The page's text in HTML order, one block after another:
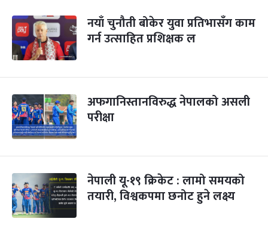
नयाँ चुनौती बोकेर युवा प्रतिभासँग काम
गर्न उत्साहित प्रशिक्षक ल
अफगानिस्तानविरुद्ध नेपालको असली
परीक्षा
नेपाली यू-१९ क्रिकेट : लामो समयको
तयारी, विश्वकपमा छनोट हुने लक्ष्य